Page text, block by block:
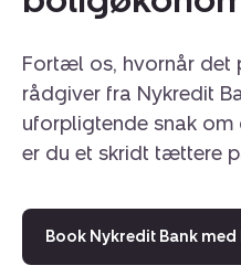
Fortæl os, hvornår det
rådgiver fra Nykredit
uforpligtende snak om
er du et skridt tættere
Book Nykredit Bank med